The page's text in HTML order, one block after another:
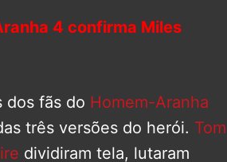
4 confirma Miles
dos fãs do Homem-Aranha
três versões do herói. Tom
dividiram tela, lutaram